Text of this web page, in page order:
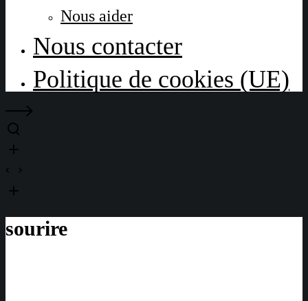
Nous aider
Nous contacter
Politique de cookies (UE)
sourire